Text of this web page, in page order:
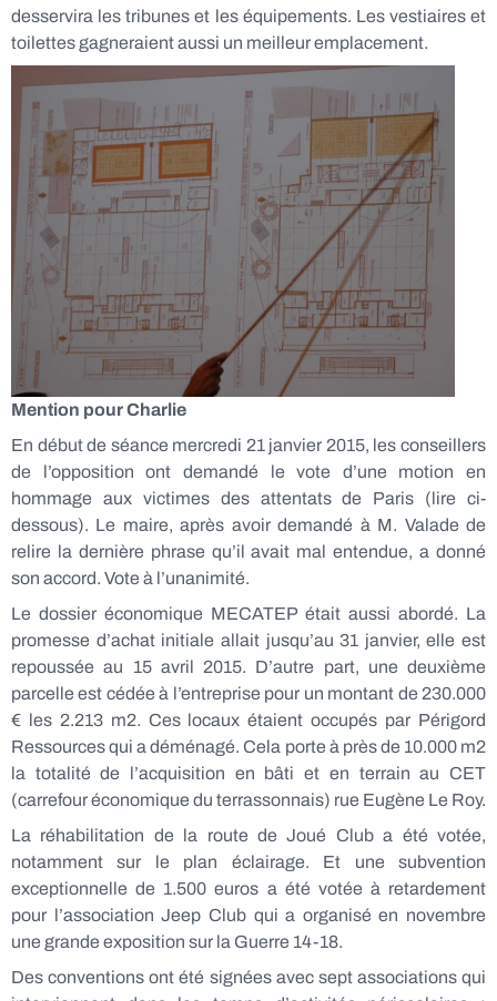
desservira les tribunes et les équipements. Les vestiaires et
toilettes gagneraient aussi un meilleur emplacement.
Mention pour Charlie
En début de séance mercredi 21 janvier 2015, les conseillers
de l’opposition ont demandé le vote d’une motion en
hommage aux victimes des attentats de Paris (lire ci-
dessous). Le maire, après avoir demandé à M. Valade de
relire la dernière phrase qu’il avait mal entendue, a donné
son accord. Vote à l’unanimité.
Le dossier économique MECATEP était aussi abordé. La
promesse d’achat initiale allait jusqu’au 31 janvier, elle est
repoussée au 15 avril 2015. D’autre part, une deuxième
parcelle est cédée à l’entreprise pour un montant de 230.000
€ les 2.213 m2. Ces locaux étaient occupés par Périgord
Ressources qui a déménagé. Cela porte à près de 10.000 m2
la totalité de l’acquisition en bâti et en terrain au CET
(carrefour économique du terrassonnais) rue Eugène Le Roy.
La réhabilitation de la route de Joué Club a été votée,
notamment sur le plan éclairage. Et une subvention
exceptionnelle de 1.500 euros a été votée à retardement
pour l’association Jeep Club qui a organisé en novembre
une grande exposition sur la Guerre 14-18.
Des conventions ont été signées avec sept associations qui